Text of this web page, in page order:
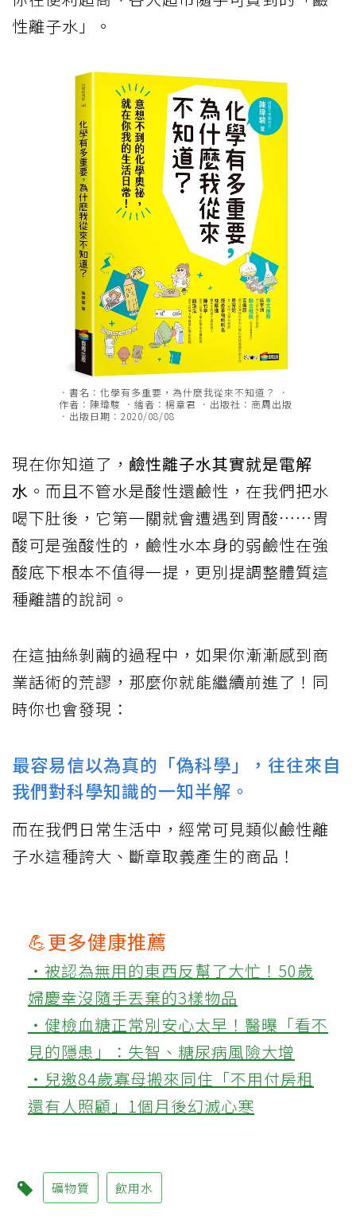
性離子水」。
．書名：化學有多重要，為什麼我從來不知道？ ．
作者：陳瑋駿 ．繪者：楊章君 ．出版社：商周出版
．出版日期：2020/08/08
現在你知道了， 鹼性離子水其實就是電解
水 。而且不管水是酸性還鹼性，在我們把水
喝下肚後，它第一關就會遭遇到胃酸⋯⋯胃
酸可是強酸性的，鹼性水本身的弱鹼性在強
酸底下根本不值得一提，更別提調整體質這
種離譜的說詞。
在這抽絲剝繭的過程中，如果你漸漸感到商
業話術的荒謬，那麼你就能繼續前進了！同
時你也會發現：
最容易信以為真的「偽科學」，往往來自
我們對科學知識的一知半解。
而在我們日常生活中，經常可見類似鹼性離
子水這種誇大、斷章取義產生的商品！
💪更多健康推薦
‧被認為無用的東西反幫了大忙！50歲
婦慶幸沒隨手丟棄的3樣物品
‧健檢血糖正常別安心太早！醫曝「看不
見的隱患」：失智、糖尿病風險大增
‧兒邀84歲寡母搬來同住「不用付房租
還有人照顧」1個月後幻滅心寒
礦物質 飲用水